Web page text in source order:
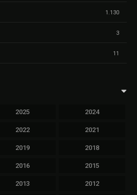
1.130
3
11
2025 2024
2022 2021
2019 2018
2016 2015
2013 2012